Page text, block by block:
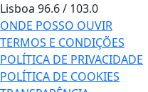
Lisboa 96.6 / 103.0
ONDE POSSO OUVIR
TERMOS E CONDIÇÕES
POLÍTICA DE PRIVACIDADE
POLÍTICA DE COOKIES